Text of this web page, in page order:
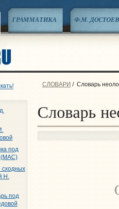
ГРАММАТИКА Ф.М.
под
(МАС)
сходных
Н.
под
СЛОВАРИ / Словарь
Словарь